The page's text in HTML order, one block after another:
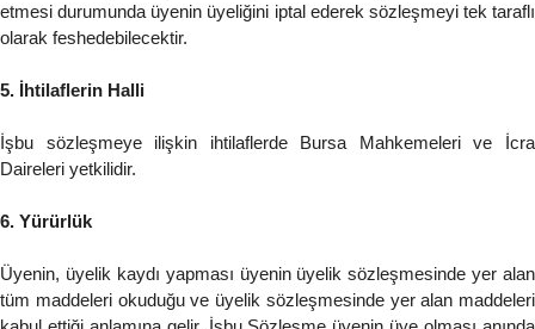
etmesi durumunda üyenin üyeliğini iptal ederek sözleşmeyi tek taraflı
olarak feshedebilecektir.
5. İhtilaflerin Halli
İşbu sözleşmeye ilişkin ihtilaflerde Bursa Mahkemeleri ve İcra
Daireleri yetkilidir.
6. Yürürlük
Üyenin, üyelik kaydı yapması üyenin üyelik sözleşmesinde yer alan
tüm maddeleri okuduğu ve üyelik sözleşmesinde yer alan maddeleri